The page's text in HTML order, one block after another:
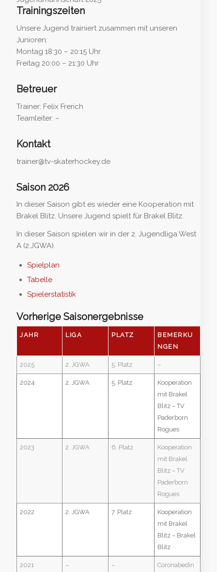
Trainingszeiten
Unsere Jugend trainiert zusammen mit unseren
Junioren:
Montag 18:30 – 20:15 Uhr
Freitag 20:00 – 21:30 Uhr
Betreuer
Trainer: Felix Frerich
Teamleiter: –
Kontakt
trainer@tv-skaterhockey.de
Saison 2026
In dieser Saison gibt es wieder eine Kooperation mit
Brakel Blitz. Unsere Jugend spielt für Brakel Blitz.
In dieser Saison spielen wir in der 2. Jugendliga West
A (2.JGWA).
Spielplan
Tabelle
Spielerstatistik
Vorherige Saisonergebnisse
JAHR LIGA PLATZ
BEMERKU
NGEN
2025 2. JGWA 5. Platz –
2024 2. JGWA 5. Platz
Kooperation
mit Brakel
Blitz – TV
Paderborn
Rogues
2023 2. JGWA 6. Platz
Kooperation
mit Brakel
Blitz – TV
Paderborn
Rogues
2022 2. JGWA 7. Platz
Kooperation
mit Brakel
Blitz – Brakel
Blitz
2021 – –
Coronabedin